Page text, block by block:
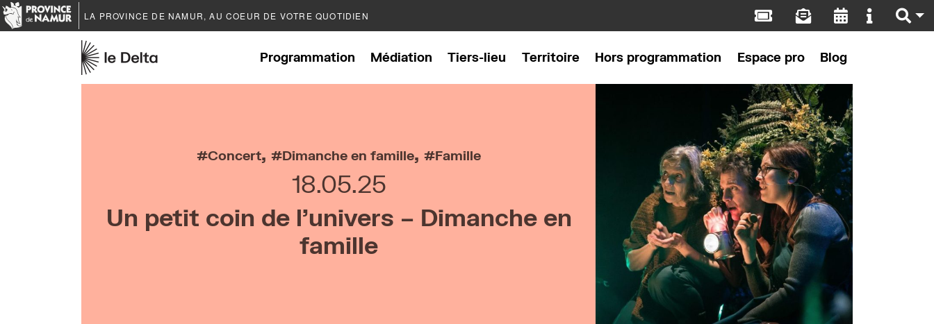
LA PROVINCE DE NAMUR, AU COEUR DE VOTRE QUOTIDIEN
Programmation Médiation Tiers-lieu Territoire Hors programmation Espace pro Blog
Concert, Dimanche en famille, Famille
18.05.25
Un petit coin de l’univers – Dimanche en
famille